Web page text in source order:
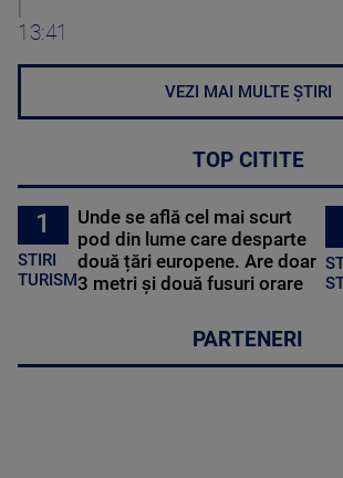
13:41
VEZI MAI MULTE ȘTIRI
TOP CITITE
1
STIRI
TURISM
Unde se află cel mai scurt
pod din lume care desparte
două țări europene. Are doar
3 metri și două fusuri orare
PARTENERI